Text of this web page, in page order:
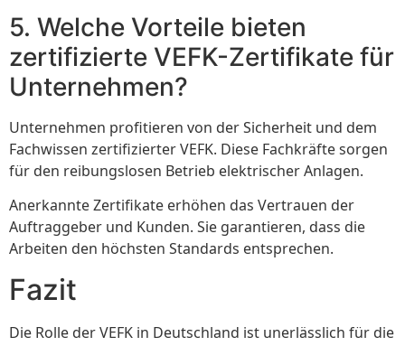
5. Welche Vorteile bieten
zertifizierte VEFK-Zertifikate für
Unternehmen?
Unternehmen profitieren von der Sicherheit und dem
Fachwissen zertifizierter VEFK. Diese Fachkräfte sorgen
für den reibungslosen Betrieb elektrischer Anlagen.
Anerkannte Zertifikate erhöhen das Vertrauen der
Auftraggeber und Kunden. Sie garantieren, dass die
Arbeiten den höchsten Standards entsprechen.
Fazit
Die Rolle der VEFK in Deutschland ist unerlässlich für die